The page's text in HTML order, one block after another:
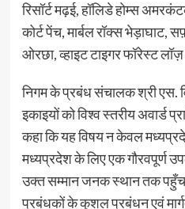
रिसॉर्ट मढ़ई, हॉलिडे होम्स
कोर्ट पेंच, मार्बल रॉक्स भेड़ाघाट,
ओरछा, व्हाइट टाइगर फॉरेस्ट
निगम के प्रबंध संचालक श्री एस.
इकाइयों को विश्व स्तरीय अवार्ड
कहा कि यह विषय न केवल
मध्यप्रदेश के लिए एक गौरवपूर्ण
उक्त सम्मान जनक स्थान तक
प्रबंधकों के कुशल प्रबंधन एवं